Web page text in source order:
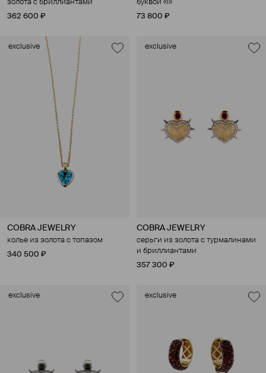
золота с бриллиантами
362 600 ₽
буквой «l»
73 800 ₽
exclusive
COBRA JEWELRY
колье из золота с топазом
340 500 ₽
exclusive
COBRA JEWELRY
серьги из золота с турмалинами
и бриллиантами
357 300 ₽
exclusive exclusive